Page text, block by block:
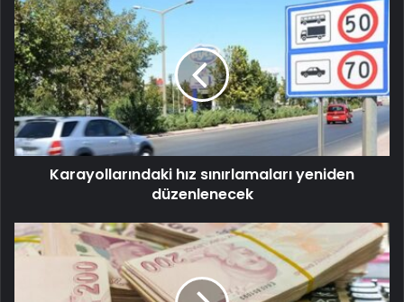
Karayollarındaki hız sınırlamaları yeniden
düzenlenecek